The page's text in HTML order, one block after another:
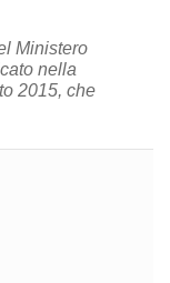
Ministero
nella
2015, che